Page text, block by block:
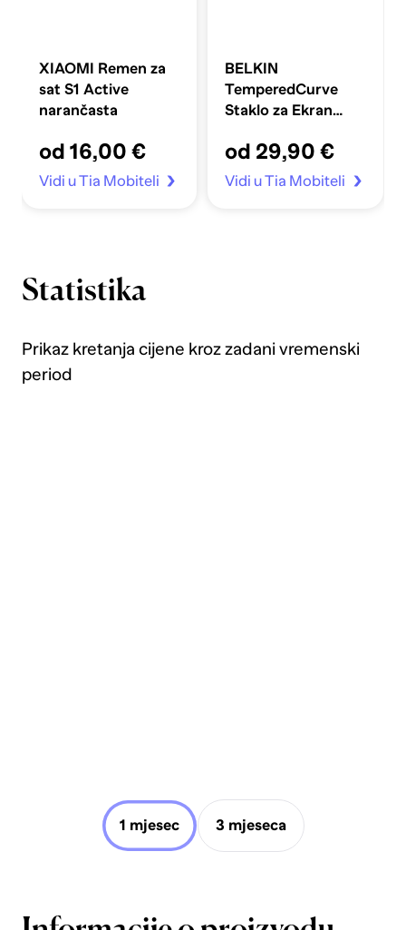
XIAOMI Remen za
sat S1 Active
narančasta
od 16,00 €
Vidi u Tia Mobiteli
BELKIN
TemperedCurve
Staklo za Ekran
40/41mm prozirno
od 29,90 €
Vidi u Tia Mobiteli
Statistika
Prikaz kretanja cijene kroz zadani vremenski
period
1 mjesec 3 mjeseca